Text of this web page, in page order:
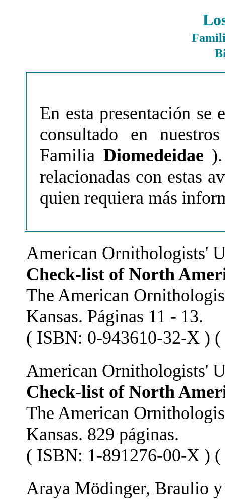
En esta presentación se
consultado en
Familia Diomedeidae
relacionadas con estas
quien requiera más
American Ornithologists'
Check-list of North
The American
Kansas. Páginas 11 - 13.
( ISBN: 0-943610-32-X ) (
American Ornithologists'
Check-list of North
The American
Kansas. 829 páginas.
( ISBN: 1-891276-00-X ) (
Araya Mödinger, Braulio